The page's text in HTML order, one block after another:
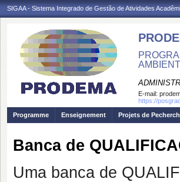
SIGAA - Sistema Integrado de Gestão de Atividades
E-mail:
https://
Programme
Enseignement Projets de
Banca de
Uma banca de